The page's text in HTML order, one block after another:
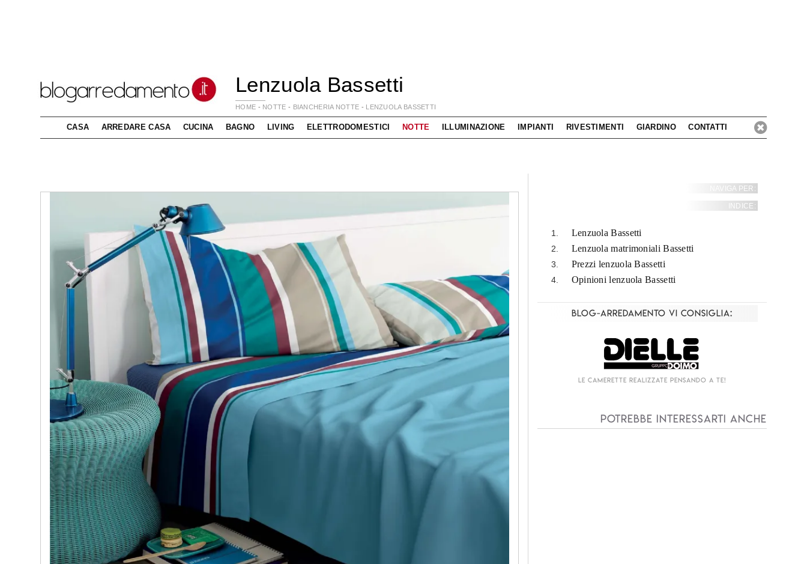
Lenzuola Bassetti
HOME - NOTTE - BIANCHERIA NOTTE - LENZUOLA BASSETTI
CASA ARREDARE CASA CUCINA BAGNO LIVING ELETTRODOMESTICI NOTTE ILLUMINAZIONE IMPIANTI RIVESTIMENTI GIARDINO CONTATTI
NAVIGA PER:
INDICE:
Lenzuola Bassetti
Lenzuola matrimoniali Bassetti
Prezzi lenzuola Bassetti
Opinioni lenzuola Bassetti
Blog-Arredamento vi consiglia:
nostre porte Cappe cucina dal design innovativo
Le camerette realizzate pensando a te!
Potrebbe interessarti anche